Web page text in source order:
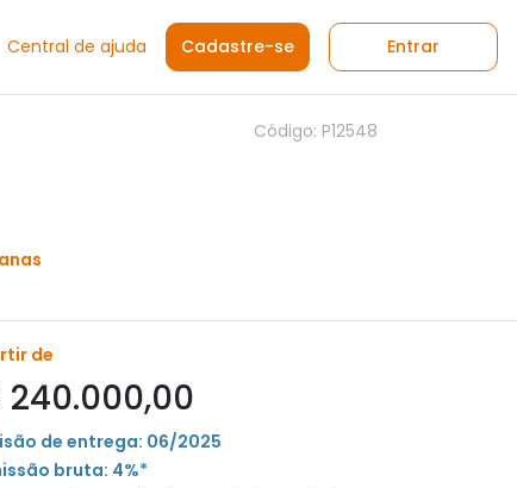
Central de ajuda Cadastre-se Entrar
Código: P12548
de
240.000,00
de entrega: 06/2025
bruta: 4%*